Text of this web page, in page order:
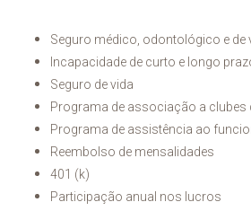
Seguro médico, odontológico e de
Incapacidade de curto e longo
Seguro de vida
Programa de associação a clubes
Programa de assistência ao
Reembolso de mensalidades
401 (k)
Participação anual nos lucros